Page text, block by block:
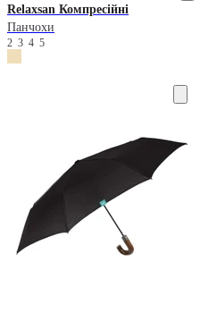
Relaxsan Компресійні
Панчохи
2 3 4 5